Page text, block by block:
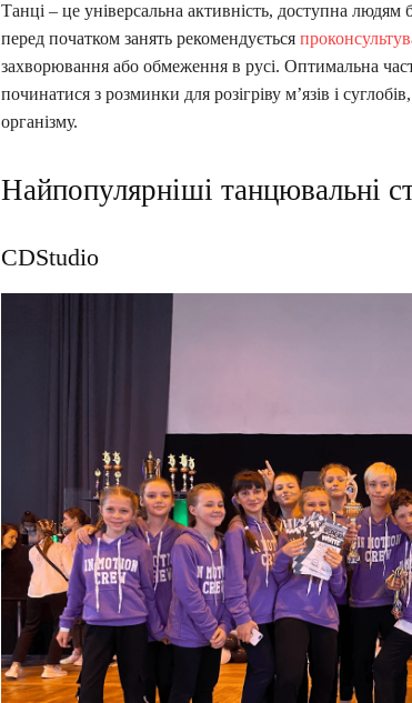
Танці – це універсальна активність, доступна людям
перед початком занять рекомендується
захворювання або обмеження в русі. Оптимальна
починатися з розминки для розігріву м’язів і
організму.
Найпопулярніші танцювальні
CDStudio